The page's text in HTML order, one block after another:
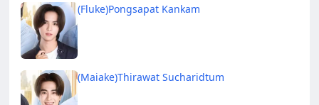
(Fluke)Pongsapat Kankam
(Maiake)Thirawat Sucharidtum